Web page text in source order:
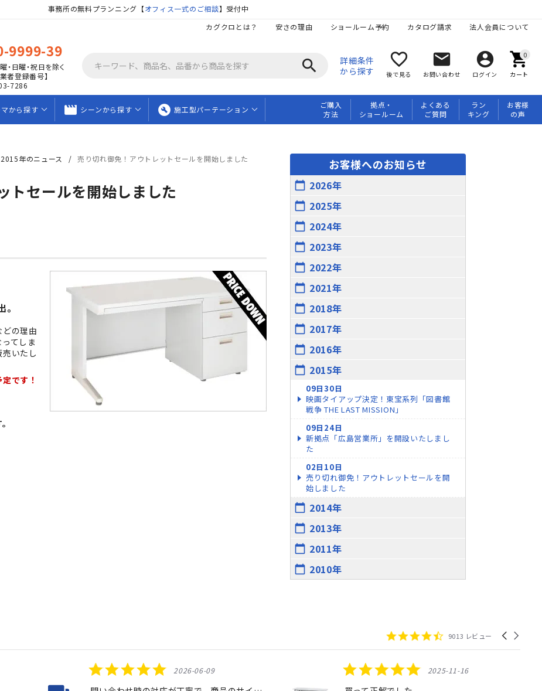
事務所の無料プランニング【オフィス一式のご相談】受付中
カグクロとは？ 安さの理由 ショールーム予約 カタログ請求 法人会員について
9999-39
・日曜・祝日を除く
者登録番号】
7286
search
詳細条件
から探す
favorite_border
後で見る
mail
お問い合わせ
account_circle
ログイン
shopping_cart
カート
から探す movie_creation シーンから探す build_circle 施工型パーテーション
ご購入
方法
拠点・
ショールーム
よくある
ご質問
ラン
キング
お客様
の声
年のニュース 売り切れ御免！アウトレットセールを開始しました
トセールを開始しました
の理由
てしま
いたし
です！
お客様へのお知らせ
calendar_today 2026年
calendar_today 2025年
calendar_today 2024年
calendar_today 2023年
calendar_today 2022年
calendar_today 2021年
calendar_today 2018年
calendar_today 2017年
calendar_today 2016年
calendar_today 2015年
09日30日
映画タイアップ決定！東宝系列「図書館
戦争 THE LAST MISSION」
09日24日
新拠点「広島営業所」を開設いたしまし
た
02日10日
売り切れ御免！アウトレットセールを開
始しました
calendar_today 2014年
calendar_today 2013年
calendar_today 2011年
calendar_today 2010年
Carousel
4.49013 レビュー
5.0
star
rating
2026-06-09
5.0
star
2025-11-16